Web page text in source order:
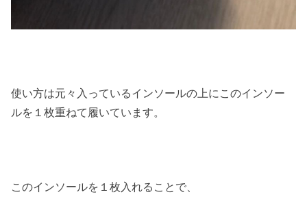
使い方は元々入っているインソールの上にこのインソー
ルを１枚重ねて履いています。
このインソールを１枚入れることで、